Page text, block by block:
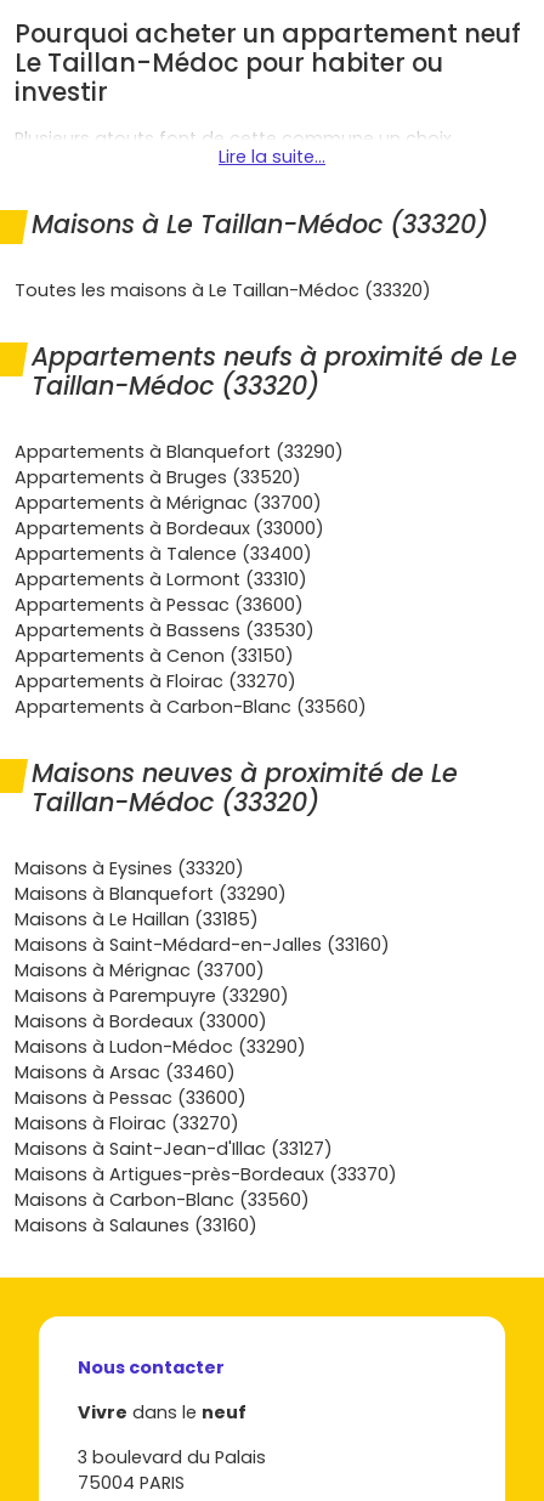
Pourquoi acheter un appartement neuf
Le Taillan-Médoc pour habiter ou
investir
Plusieurs atouts font de cette commune un choix
judicieux pour ton projet immobilier :
Emplacement stratégique : aux confins duMédoc
et tout proche de Blanquefort,Eysines,Le Haillan
résidentiel tout en restant connecté aux grands pôles
(Eysines-Cantinolle), accès rapide à laD1215 (route
du Médoc)et aux rocades. Idéal si tu travailles sur
Qualité de vie : parcs, pistes cyclables, commerces
de proximité et écoles. Le Taillan séduit les familles et
les jeunes actifs qui veulent de l'espace et du calme.
Demande locative soutenue
candidats en recherche d'une alternative plus douce
que Bordeaux intra-muros, avec des loyers alignés
sur le marché périurbain de la métropole (
€/m² selon prestations et localisation).
Normes et confort: programmes
performante, faibles charges, espaces extérieurs,
stationnement. Parfait pour un achat serein et
maîtrisé.
2 à 3 %, achat VEFAencadré, et possibilité
d'optimiser avec lePinel+(sous conditions de
performance et de qualité, en zone
Quels types d'appartements neufs
trouver au Taillan-Médoc
Le marché dubien immobilier neuf au Taillan-Médoc
structure autour d'opérations à taille humaine, proposées
par des promoteurs locaux et nationaux
:
Studios et T2 : formats prisés des investisseurs et
primo-accédants, souvent proches des arrêts de
bus et des commerces. Bon ratio prix/loyer, rotation
locative fluide.
T3 et T4 familiaux: ce sont les plus recherchés par
les ménages. Pièces bien dimensionnées,
derniers étages, grandes terrasses, vues dégagées
une bonne revente à moyen terme.
quelques programmes mettent l'accent sur
l'accessibilité, l'ascenseur, la domotique, la proximité
santé/écoles.
Lire la suite...
Maisons à Le Taillan-Médoc (33320)
Toutes les maisons à Le Taillan-Médoc (33320)
Appartements neufs à proximité de Le
Taillan-Médoc (33320)
Appartements à Blanquefort (33290)
Appartements à Bruges (33520)
Appartements à Mérignac (33700)
Appartements à Bordeaux (33000)
Appartements à Talence (33400)
Appartements à Lormont (33310)
Appartements à Pessac (33600)
Appartements à Bassens (33530)
Appartements à Cenon (33150)
Appartements à Floirac (33270)
Appartements à Carbon-Blanc (33560)
Maisons neuves à proximité de Le
Taillan-Médoc (33320)
Maisons à Eysines (33320)
Maisons à Blanquefort (33290)
Maisons à Le Haillan (33185)
Maisons à Saint-Médard-en-Jalles (33160)
Maisons à Mérignac (33700)
Maisons à Parempuyre (33290)
Maisons à Bordeaux (33000)
Maisons à Ludon-Médoc (33290)
Maisons à Arsac (33460)
Maisons à Pessac (33600)
Maisons à Floirac (33270)
Maisons à Saint-Jean-d'Illac (33127)
Maisons à Artigues-près-Bordeaux (33370)
Maisons à Carbon-Blanc (33560)
Maisons à Salaunes (33160)
Nous contacter
Vivre dans le neuf
3 boulevard du Palais
75004 PARIS